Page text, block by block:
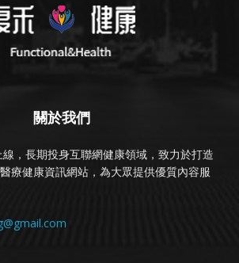
關於我們
，長期投身互聯網健康領域，致力於打造
療健康資訊網站，為大眾提供優質內容服